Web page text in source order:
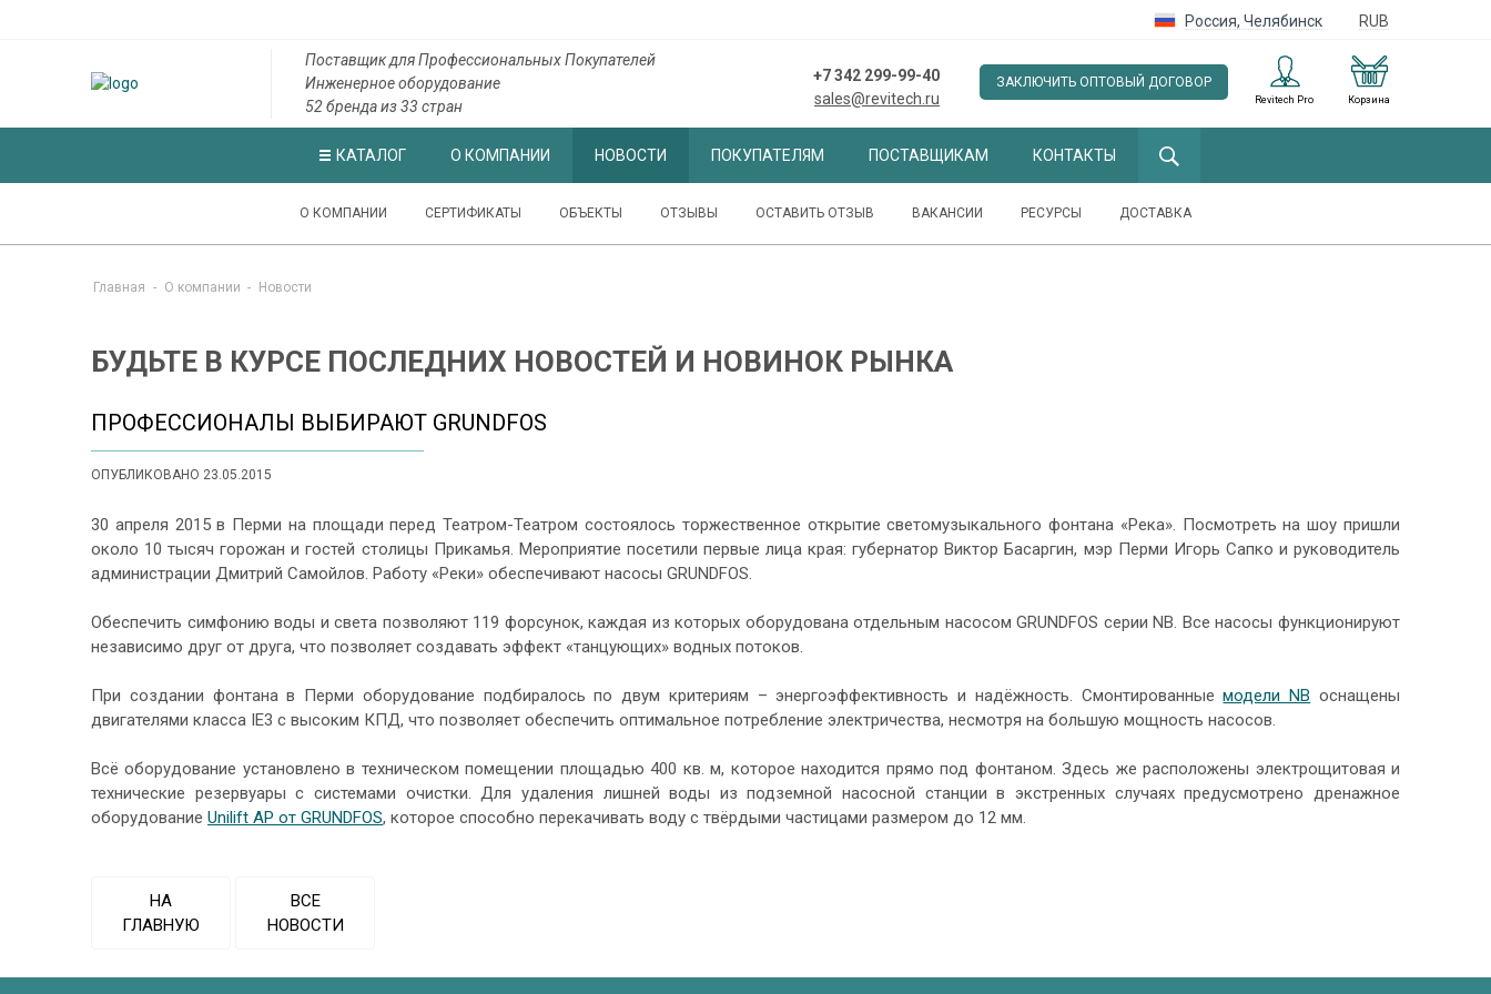
Россия, Челябинск RUB
Корзина
Revitech Pro
ЗАКЛЮЧИТЬ ОПТОВЫЙ ДОГОВОР
+7 342 299-99-40
sales@revitech.ru
Поставщик для Профессиональных Покупателей
Инженерное оборудование
52 бренда из 33 стран
КАТАЛОГ О КОМПАНИИ НОВОСТИ ПОКУПАТЕЛЯМ ПОСТАВЩИКАМ КОНТАКТЫ
О КОМПАНИИ СЕРТИФИКАТЫ ОБЪЕКТЫ ОТЗЫВЫ ОСТАВИТЬ ОТЗЫВ ВАКАНСИИ РЕСУРСЫ ДОСТАВКА
Главная - О компании - Новости
БУДЬТЕ В КУРСЕ ПОСЛЕДНИХ НОВОСТЕЙ И НОВИНОК РЫНКА
ПРОФЕССИОНАЛЫ ВЫБИРАЮТ GRUNDFOS
ОПУБЛИКОВАНО 23.05.2015
30 апреля 2015 в Перми на площади перед Театром-Театром состоялось торжественное открытие светомузыкального фонтана «Река». Посмотреть на шоу пришли
около 10 тысяч горожан и гостей столицы Прикамья. Мероприятие посетили первые лица края: губернатор Виктор Басаргин, мэр Перми Игорь Сапко и руководитель
администрации Дмитрий Самойлов. Работу «Реки» обеспечивают насосы GRUNDFOS.
Обеспечить симфонию воды и света позволяют 119 форсунок, каждая из которых оборудована отдельным насосом GRUNDFOS серии NB. Все насосы функционируют
независимо друг от друга, что позволяет создавать эффект «танцующих» водных потоков.
При создании фонтана в Перми оборудование подбиралось по двум критериям – энергоэффективность и надёжность. Смонтированныемодели NB оснащены
двигателями класса IE3 с высоким КПД, что позволяет обеспечить оптимальное потребление электричества, несмотря на большую мощность насосов.
Всё оборудование установлено в техническом помещении площадью 400 кв. м, которое находится прямо под фонтаном. Здесь же расположены электрощитовая и
технические резервуары с системами очистки. Для удаления лишней воды из подземной насосной станции в экстренных случаях предусмотрено дренажное
оборудование Unilift AP от GRUNDFOS, которое способно перекачивать воду с твёрдыми частицами размером до 12 мм.
НА
ГЛАВНУЮ
ВСЕ
НОВОСТИ